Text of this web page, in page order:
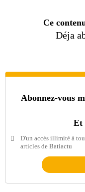
Ce
Déja
Abonnez-vous
Et
D'un accès illimité à
articles de Batiactu